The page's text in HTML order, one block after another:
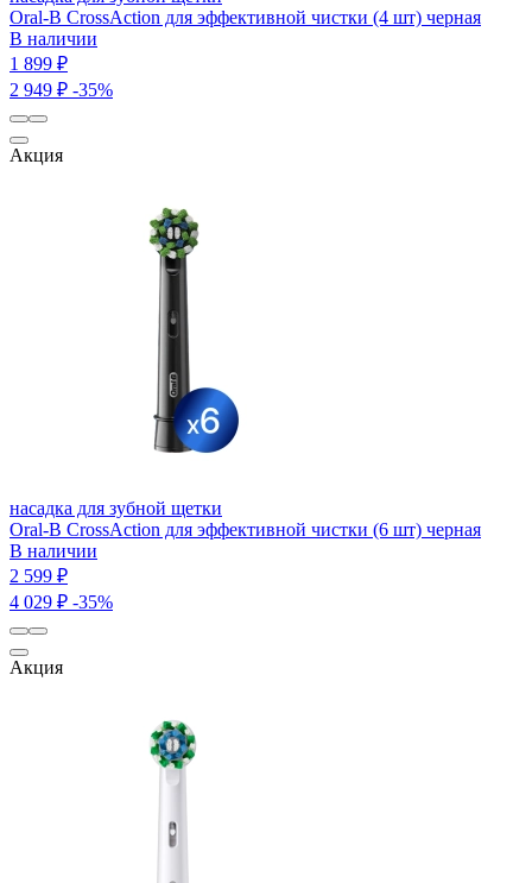
Oral-B CrossAction для эффективной чистки (4 шт) черная
В наличии
1 899 ₽
2 949 ₽ -35%
Акция
насадка для зубной щетки
Oral-B CrossAction для эффективной чистки (6 шт) черная
В наличии
2 599 ₽
4 029 ₽ -35%
Акция